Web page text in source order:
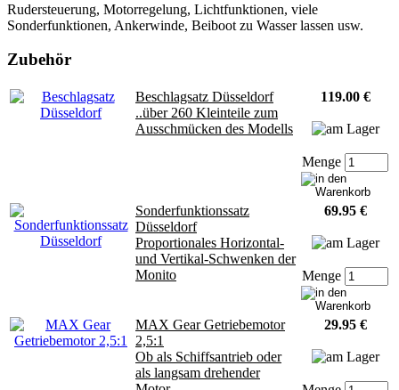
Rudersteuerung, Motorregelung, Lichtfunktionen, viele
Sonderfunktionen, Ankerwinde, Beiboot zu Wasser lassen usw.
Zubehör
Beschlagsatz Düsseldorf
..über 260 Kleinteile zum
Ausschmücken des Modells
119.00 €
Menge
Sonderfunktionssatz
Düsseldorf
Proportionales Horizontal-
und Vertikal-Schwenken der
Monito
69.95 €
Menge
MAX Gear Getriebemotor
2,5:1
Ob als Schiffsantrieb oder
als langsam drehender
29.95 €